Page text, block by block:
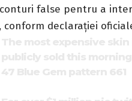
false pentru a
conform declarației